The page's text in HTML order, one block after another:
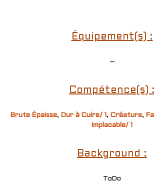
Équipement(s) :
–
Compétence(s) :
Brute Épaisse, Dur à Cuire/ 1 , Créature,
Implacable/ 1
Background :
ToDo